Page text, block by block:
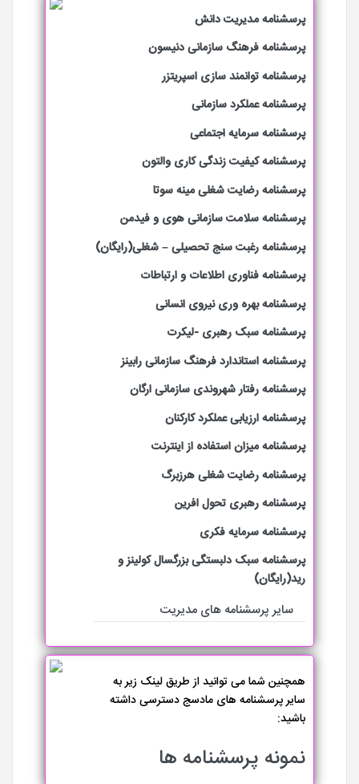
پرسشنامه مدیریت دانش
پرسشنامه فرهنگ سازمانی دنیسون
پرسشنامه توانمند سازی اسپریتزر
پرسشنامه عملکرد سازمانی
پرسشنامه سرمایه اجتماعی
پرسشنامه کیفیت زندگی کاری والتون
پرسشنامه رضایت شغلی مینه سوتا
پرسشنامه سلامت سازمانی هوی و فیدمن
پرسشنامه رغبت سنج تحصیلی – شغلی(رایگان)
پرسشنامه فناوری اطلاعات و ارتباطات
پرسشنامه بهره وری نیروی انسانی
پرسشنامه سبک رهبری -لیکرت
پرسشنامه استاندارد فرهنگ سازمانی رابینز
پرسشنامه رفتار شهروندی سازمانی ارگان
پرسشنامه ارزیابی عملکرد کارکنان
پرسشنامه میزان استفاده از اینترنت
پرسشنامه رضایت شغلی هرزبرگ
پرسشنامه رهبری تحول افرین
پرسشنامه سرمایه فکری
پرسشنامه سبک دلبستگی بزرگسال کولینز و
رید(رایگان)
سایر پرسشنامه های مدیریت
همچنین شما می توانید از طریق لینک زیر به
سایر پرسشنامه های مادسج دسترسی داشته
باشید:
نمونه پرسشنامه ها